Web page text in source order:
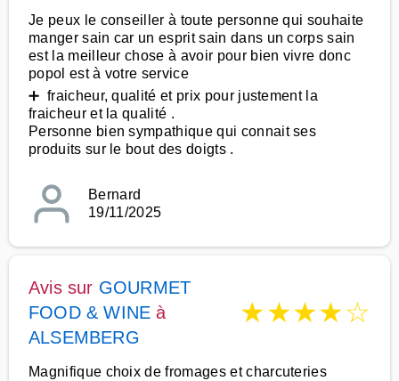
Je peux le conseiller à toute personne qui souhaite
manger sain car un esprit sain dans un corps sain
est la meilleur chose à avoir pour bien vivre donc
popol est à votre service
➕ fraicheur, qualité et prix pour justement la
fraicheur et la qualité .
Personne bien sympathique qui connait ses
produits sur le bout des doigts .
Bernard
19/11/2025
Avis sur GOURMET
FOOD & WINEà
ALSEMBERG
★★★★☆
Magnifique choix de fromages et charcuteries